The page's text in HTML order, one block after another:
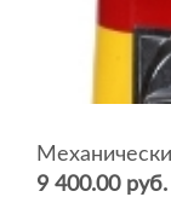
9 400.00 руб.